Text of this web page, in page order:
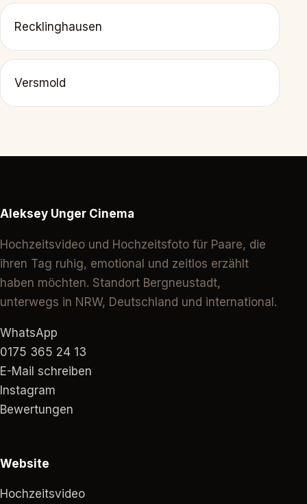
Recklinghausen
Versmold
Aleksey Unger Cinema
Hochzeitsvideo und Hochzeitsfoto für Paare, die
ihren Tag ruhig, emotional und zeitlos erzählt
haben möchten. Standort Bergneustadt,
unterwegs in NRW, Deutschland und international.
WhatsApp
0175 365 24 13
E-Mail schreiben
Instagram
Bewertungen
Website
Hochzeitsvideo